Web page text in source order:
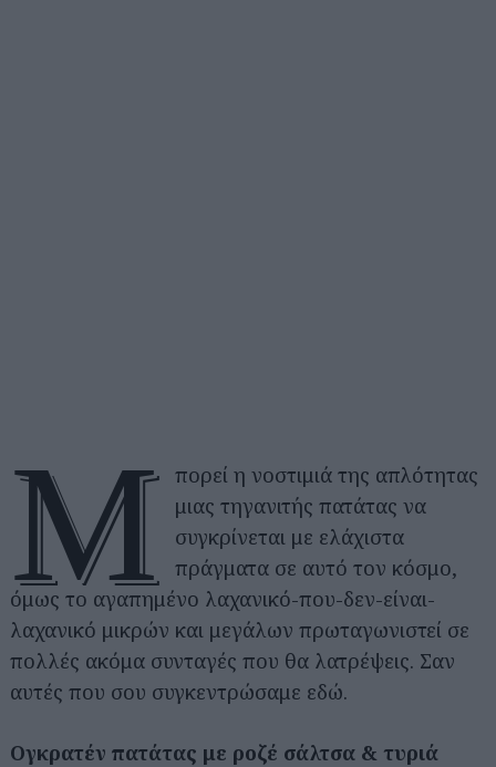
Μ
πορεί η νοστιμιά της απλότητας
μιας τηγανιτής πατάτας να
συγκρίνεται με ελάχιστα
πράγματα σε αυτό τον κόσμο,
όμως το αγαπημένο λαχανικό-που-δεν-είναι-
λαχανικό μικρών και μεγάλων πρωταγωνιστεί σε
πολλές ακόμα συνταγές που θα λατρέψεις. Σαν
αυτές που σου συγκεντρώσαμε εδώ.
Ογκρατέν πατάτας με ροζέ σάλτσα & τυριά